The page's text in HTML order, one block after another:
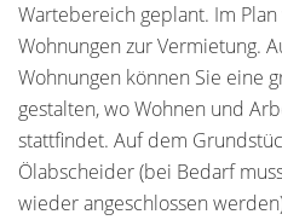
Wartebereich geplant. Im
Wohnungen zur Vermietung.
Wohnungen können Sie eine
gestalten, wo Wohnen und
stattfindet. Auf dem
Ölabscheider (bei Bedarf
wieder angeschlossen